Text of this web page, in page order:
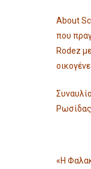
About
που
Rodez
«Η